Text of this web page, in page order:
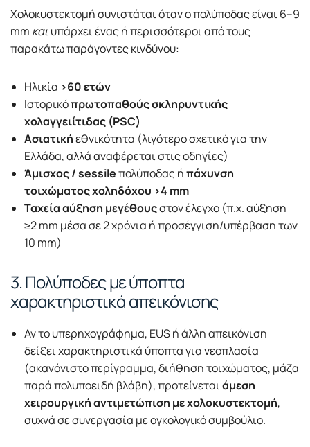
Χολοκυστεκτομή συνιστάται όταν ο πολύποδας είναι 6–9
mm καιυπάρχει ένας ή περισσότεροι από τους
παρακάτω παράγοντες κινδύνου:
Ηλικία >60 ετών
Ιστορικόπρωτοπαθούς σκληρυντικής
χολαγγειίτιδας (PSC)
Ασιατικήεθνικότητα (λιγότερο σχετικό για την
Ελλάδα, αλλά αναφέρεται στις οδηγίες)
Άμισχος / sessileπολύποδας ήπάχυνση
τοιχώματος χοληδόχου >4 mm
Ταχεία αύξηση μεγέθουςστον έλεγχο (π.χ. αύξηση
≥2 mm μέσα σε 2 χρόνια ή προσέγγιση/υπέρβαση των
10 mm)
3. Πολύποδες με ύποπτα
χαρακτηριστικά απεικόνισης
Αν το υπερηχογράφημα, EUS ή άλλη απεικόνιση
δείξει χαρακτηριστικά ύποπτα για νεοπλασία
(ακανόνιστο περίγραμμα, διήθηση τοιχώματος, μάζα
παρά πολυποειδή βλάβη), προτείνεταιάμεση
χειρουργική αντιμετώπιση με χολοκυστεκτομή,
συχνά σε συνεργασία με ογκολογικό συμβούλιο.